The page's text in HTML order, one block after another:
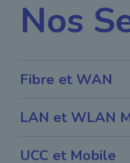
Nos
Fibre et WAN
LAN et WLAN
UCC et Mobile